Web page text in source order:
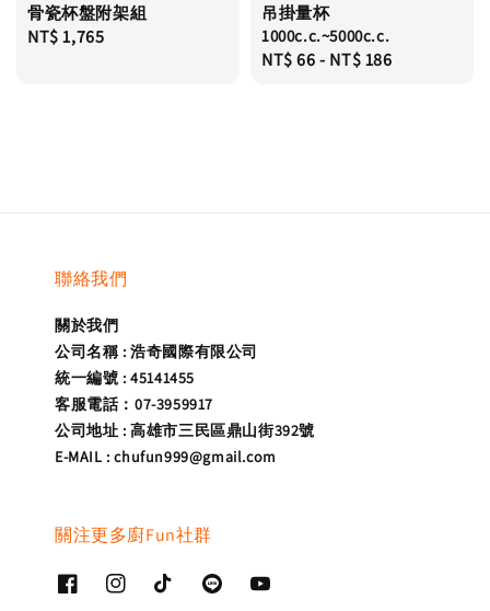
骨瓷杯盤附架組
Regular
NT$ 1,765
吊掛量杯
1000c.c.~5000c.c.
Regular
NT$ 66- NT$ 186
聯絡我們
關於我們
公司名稱 : 浩奇國際有限公司
統一編號 : 45141455
客服電話：07-3959917
公司地址 : 高雄市三民區鼎山街392號
E-MAIL : chufun999@gmail.com
關注更多廚Fun社群